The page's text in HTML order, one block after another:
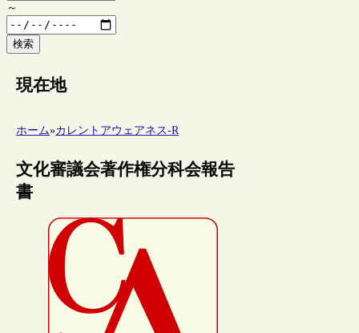
～
検索
現在地
ホーム»カレントアウェアネス-R
文化審議会著作権分科会報告
書